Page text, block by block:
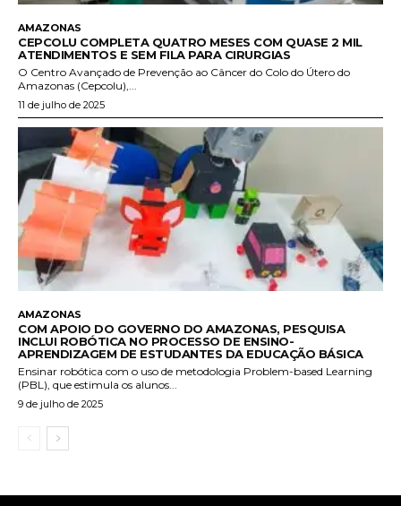
AMAZONAS
CEPCOLU COMPLETA QUATRO MESES COM QUASE 2 MIL
ATENDIMENTOS E SEM FILA PARA CIRURGIAS
O Centro Avançado de Prevenção ao Câncer do Colo do Útero do
Amazonas (Cepcolu),...
11 de julho de 2025
AMAZONAS
COM APOIO DO GOVERNO DO AMAZONAS, PESQUISA
INCLUI ROBÓTICA NO PROCESSO DE ENSINO-
APRENDIZAGEM DE ESTUDANTES DA EDUCAÇÃO BÁSICA
Ensinar robótica com o uso de metodologia Problem-based Learning
(PBL), que estimula os alunos...
9 de julho de 2025